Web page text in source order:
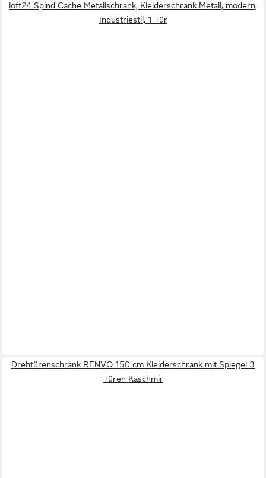
loft24 Spind Cache Metallschrank, Kleiderschrank Metall, modern,
Industriestil, 1 Tür
Drehtürenschrank RENVO 150 cm Kleiderschrank mit Spiegel 3
Türen Kaschmir